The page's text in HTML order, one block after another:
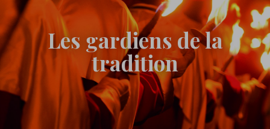
Les gardiens de la
tradition